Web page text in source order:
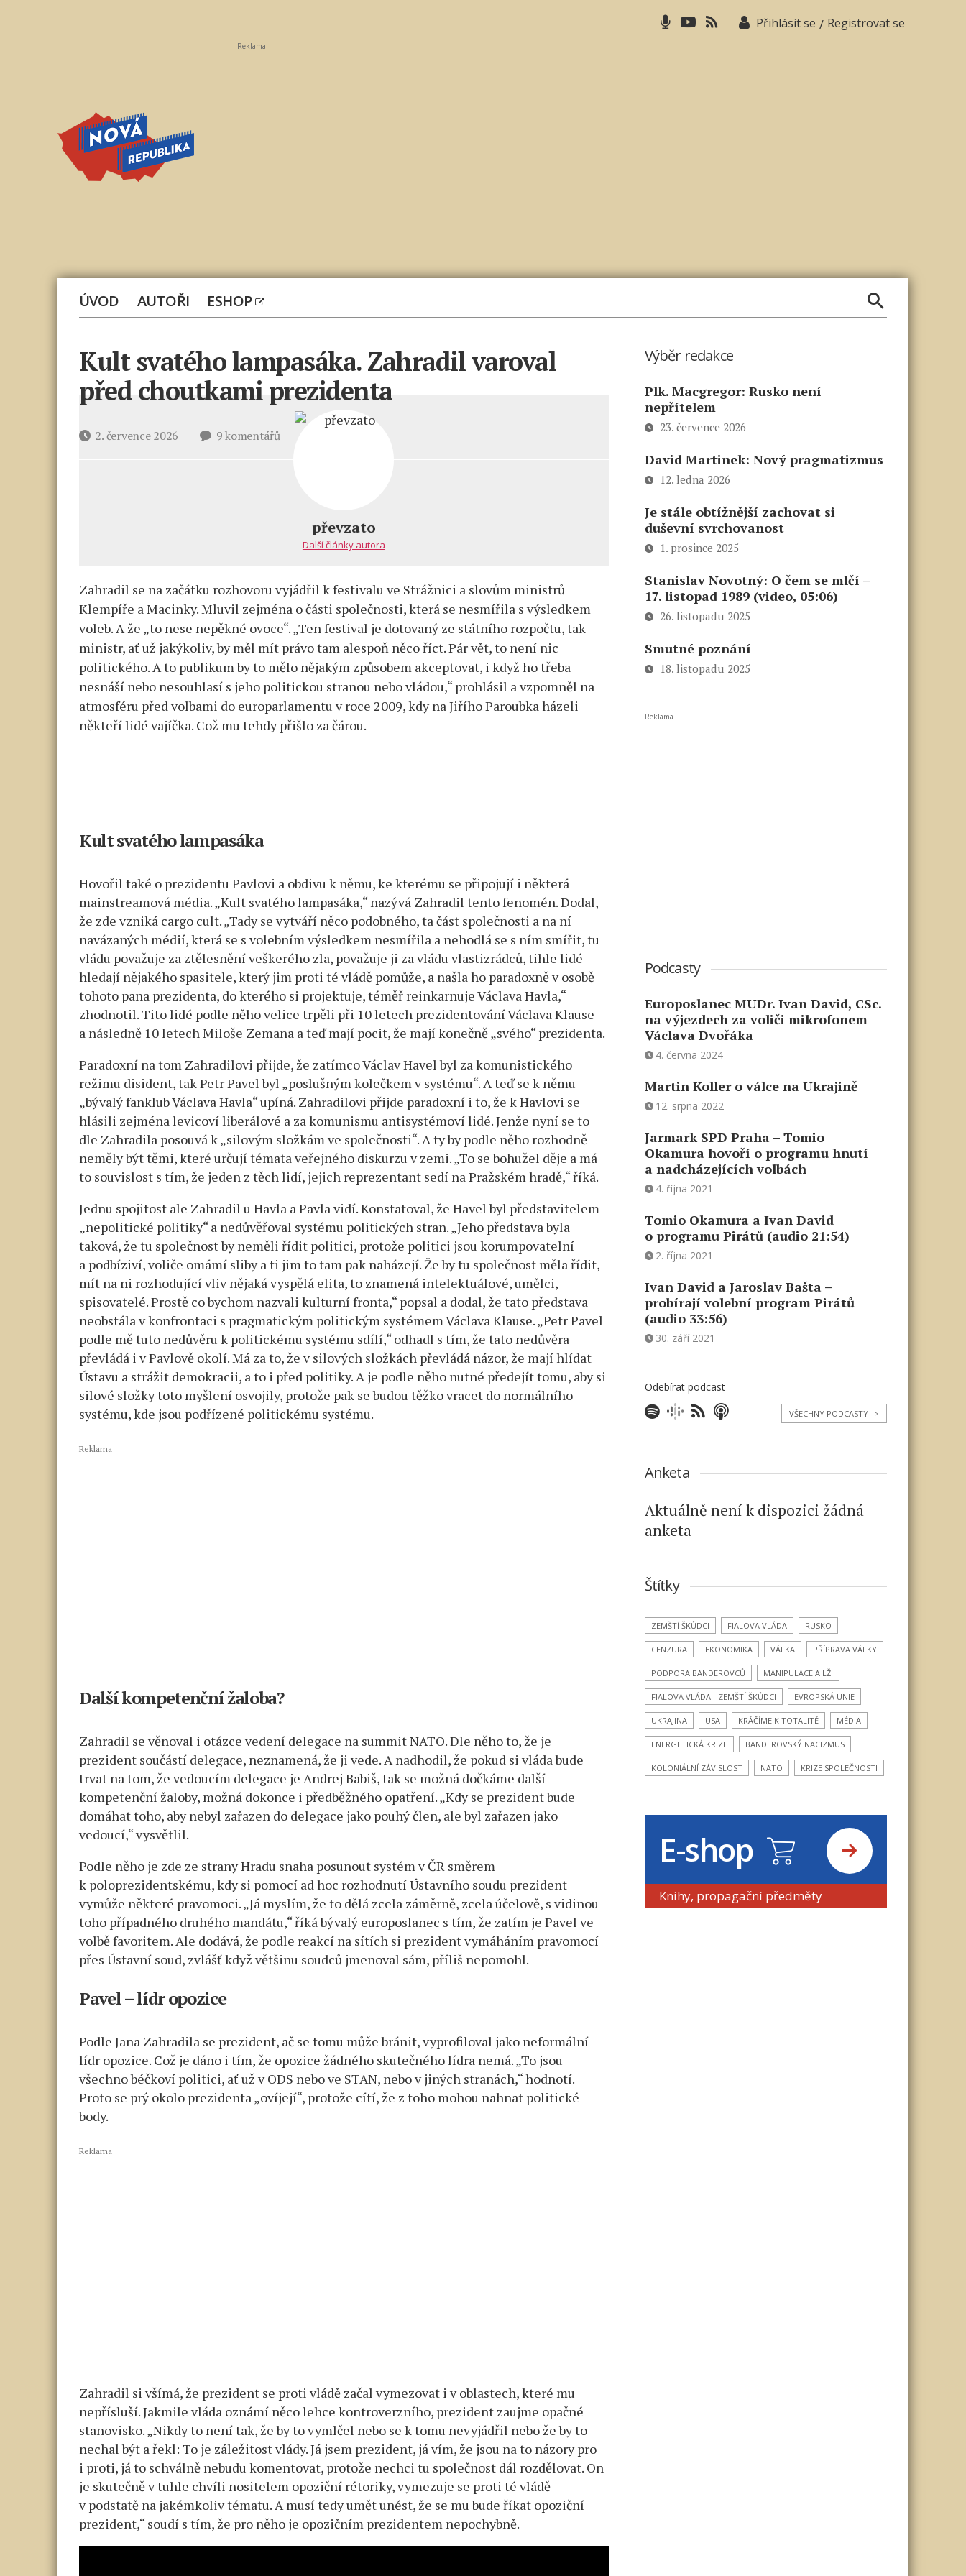
Přihlásit se / Registrovat se
Reklama
ÚVOD AUTOŘI ESHOP
Kult svatého lampasáka. Zahradil varoval
před choutkami prezidenta
Datum2. července 2026 9 komentářůu
lampasáka.
před
choutkami
prezidenta
převzato
Další články autora
Zahradil se na začátku rozhovoru vyjádřil k festivalu ve Strážnici a slovům ministrů
Klempíře a Macinky. Mluvil zejména o části společnosti, která se nesmířila s výsledkem
voleb. A že „to nese nepěkné ovoce“. „Ten festival je dotovaný ze státního rozpočtu, tak
ministr, ať už jakýkoliv, by měl mít právo tam alespoň něco říct. Pár vět, to není nic
politického. A to publikum by to mělo nějakým způsobem akceptovat, i když ho třeba
nesnáší nebo nesouhlasí s jeho politickou stranou nebo vládou,“ prohlásil a vzpomněl na
atmosféru před volbami do europarlamentu v roce 2009, kdy na Jiřího Paroubka házeli
někteří lidé vajíčka. Což mu tehdy přišlo za čárou.
Kult svatého lampasáka
Hovořil také o prezidentu Pavlovi a obdivu k němu, ke kterému se připojují i některá
mainstreamová média. „Kult svatého lampasáka,“ nazývá Zahradil tento fenomén. Dodal,
že zde vzniká cargo cult. „Tady se vytváří něco podobného, ta část společnosti a na ní
navázaných médií, která se s volebním výsledkem nesmířila a nehodlá se s ním smířit, tu
vládu považuje za ztělesnění veškerého zla, považuje ji za vládu vlastizrádců, tihle lidé
hledají nějakého spasitele, který jim proti té vládě pomůže, a našla ho paradoxně v osobě
tohoto pana prezidenta, do kterého si projektuje, téměř reinkarnuje Václava Havla,“
zhodnotil. Tito lidé podle něho velice trpěli při 10 letech prezidentování Václava Klause
a následně 10 letech Miloše Zemana a teď mají pocit, že mají konečně „svého“ prezidenta.
Paradoxní na tom Zahradilovi přijde, že zatímco Václav Havel byl za komunistického
režimu disident, tak Petr Pavel byl „poslušným kolečkem v systému“. A teď se k němu
„bývalý fanklub Václava Havla“ upíná. Zahradilovi přijde paradoxní i to, že k Havlovi se
hlásili zejména levicoví liberálové a za komunismu antisystémoví lidé. Jenže nyní se to
dle Zahradila posouvá k „silovým složkám ve společnosti“. A ty by podle něho rozhodně
neměly být těmi, které určují témata veřejného diskurzu v zemi. „To se bohužel děje a má
to souvislost s tím, že jeden z těch lidí, jejich reprezentant sedí na Pražském hradě,“ říká.
Jednu spojitost ale Zahradil u Havla a Pavla vidí. Konstatoval, že Havel byl představitelem
„nepolitické politiky“ a nedůvěřoval systému politických stran. „Jeho představa byla
taková, že tu společnost by neměli řídit politici, protože politici jsou korumpovatelní
a podbíziví, voliče omámí sliby a ti jim to tam pak naházejí. Že by tu společnost měla řídit,
mít na ni rozhodující vliv nějaká vyspělá elita, to znamená intelektuálové, umělci,
spisovatelé. Prostě co bychom nazvali kulturní fronta,“ popsal a dodal, že tato představa
neobstála v konfrontaci s pragmatickým politickým systémem Václava Klause. „Petr Pavel
podle mě tuto nedůvěru k politickému systému sdílí,“ odhadl s tím, že tato nedůvěra
převládá i v Pavlově okolí. Má za to, že v silových složkách převládá názor, že mají hlídat
Ústavu a strážit demokracii, a to i před politiky. A je podle něho nutné předejít tomu, aby si
silové složky toto myšlení osvojily, protože pak se budou těžko vracet do normálního
systému, kde jsou podřízené politickému systému.
Reklama
Další kompetenční žaloba?
Zahradil se věnoval i otázce vedení delegace na summit NATO. Dle něho to, že je
prezident součástí delegace, neznamená, že ji vede. A nadhodil, že pokud si vláda bude
trvat na tom, že vedoucím delegace je Andrej Babiš, tak se možná dočkáme další
kompetenční žaloby, možná dokonce i předběžného opatření. „Kdy se prezident bude
domáhat toho, aby nebyl zařazen do delegace jako pouhý člen, ale byl zařazen jako
vedoucí,“ vysvětlil.
Podle něho je zde ze strany Hradu snaha posunout systém v ČR směrem
k poloprezidentskému, kdy si pomocí ad hoc rozhodnutí Ústavního soudu prezident
vymůže některé pravomoci. „Já myslím, že to dělá zcela záměrně, zcela účelově, s vidinou
toho případného druhého mandátu,“ říká bývalý europoslanec s tím, že zatím je Pavel ve
volbě favoritem. Ale dodává, že podle reakcí na sítích si prezident vymáháním pravomocí
přes Ústavní soud, zvlášť když většinu soudců jmenoval sám, příliš nepomohl.
Pavel – lídr opozice
Podle Jana Zahradila se prezident, ač se tomu může bránit, vyprofiloval jako neformální
lídr opozice. Což je dáno i tím, že opozice žádného skutečného lídra nemá. „To jsou
všechno béčkoví politici, ať už v ODS nebo ve STAN, nebo v jiných stranách,“ hodnotí.
Proto se prý okolo prezidenta „ovíjejí“, protože cítí, že z toho mohou nahnat politické
body.
Reklama
Zahradil si všímá, že prezident se proti vládě začal vymezovat i v oblastech, které mu
nepřísluší. Jakmile vláda oznámí něco lehce kontroverzního, prezident zaujme opačné
stanovisko. „Nikdy to není tak, že by to vymlčel nebo se k tomu nevyjádřil nebo že by to
nechal být a řekl: To je záležitost vlády. Já jsem prezident, já vím, že jsou na to názory pro
i proti, já to schválně nebudu komentovat, protože nechci tu společnost dál rozdělovat. On
je skutečně v tuhle chvíli nositelem opoziční rétoriky, vymezuje se proti té vládě
v podstatě na jakémkoliv tématu. A musí tedy umět unést, že se mu bude říkat opoziční
prezident,“ soudí s tím, že pro něho je opozičním prezidentem nepochybně.
Výběr redakce
Plk. Macgregor: Rusko není
nepřítelem
23. července 2026
David Martinek: Nový pragmatizmus
12. ledna 2026
Je stále obtížnější zachovat si
duševní svrchovanost
1. prosince 2025
Stanislav Novotný: O čem se mlčí –
17. listopad 1989 (video, 05:06)
26. listopadu 2025
Smutné poznání
18. listopadu 2025
Reklama
Podcasty
Europoslanec MUDr. Ivan David, CSc.
na výjezdech za voliči mikrofonem
Václava Dvořáka
4. června 2024
Martin Koller o válce na Ukrajině
12. srpna 2022
Jarmark SPD Praha – Tomio
Okamura hovoří o programu hnutí
a nadcházejících volbách
4. října 2021
Tomio Okamura a Ivan David
o programu Pirátů (audio 21:54)
2. října 2021
Ivan David a Jaroslav Bašta –
probírají volební program Pirátů
(audio 33:56)
30. září 2021
Odebírat podcast
VŠECHNY PODCASTY >
Anketa
Aktuálně není k dispozici žádná
anketa
Štítky
ZEMŠTÍ ŠKŮDCI FIALOVA VLÁDA RUSKO
CENZURA EKONOMIKA VÁLKA PŘÍPRAVA VÁLKY
PODPORA BANDEROVCŮ MANIPULACE A LŽI
FIALOVA VLÁDA - ZEMŠTÍ ŠKŮDCI EVROPSKÁ UNIE
UKRAJINA USA KRÁČÍME K TOTALITĚ MÉDIA
ENERGETICKÁ KRIZE BANDEROVSKÝ NACIZMUS
KOLONIÁLNÍ ZÁVISLOST NATO KRIZE SPOLEČNOSTI
E-shop
Knihy, propagační předměty